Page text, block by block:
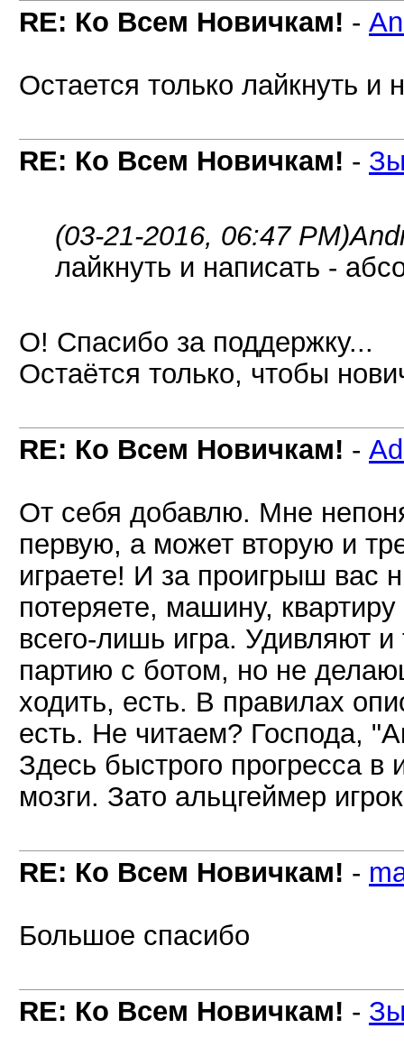
RE: Ко Всем Новичкам! -
Остается только лайкнуть и
RE: Ко Всем Новичкам! -
(03-21-2016, 06:47 PM)
лайкнуть и написать -
О! Спасибо за поддержку...
Остаётся только, чтобы
RE: Ко Всем Новичкам! -
От себя добавлю. Мне
первую, а может вторую и
играете! И за проигрыш вас
потеряете, машину,
всего-лишь игра. Удивляют
партию с ботом, но не
ходить, есть. В правилах
есть. Не читаем? Господа,
Здесь быстрого прогресса в
мозги. Зато альцгеймер
RE: Ко Всем Новичкам! -
Большое спасибо
RE: Ко Всем Новичкам! -